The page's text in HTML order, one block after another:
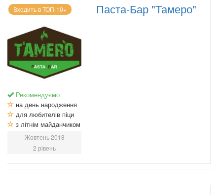
Входить в ТОП-10+
Рекомендуємо
на день народження
для любителів піци
з літнім майданчиком
Жовтень 2018
2 рівень
Паста-Бар "Тамеро"